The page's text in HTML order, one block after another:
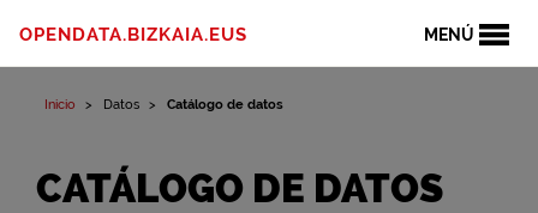
MENÚ
OPENDATA.BIZKAIA.EUS
Inicio Datos Catálogo de datos
CATÁLOGO DE DATOS